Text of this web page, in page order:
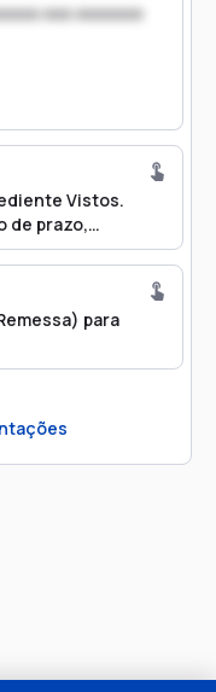
xxx xxxxxxx
Vistos.
de prazo,
termos de
sob pena de
manifestação,
para